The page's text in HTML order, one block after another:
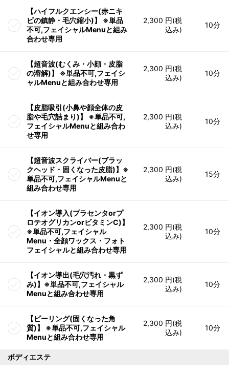
【ハイフルクエンシー(赤ニキ
ビの鎮静・毛穴縮小)】 ※単品
不可,フェイシャルMenuと組み
合わせ専用
2,300 円(税
込み)
10分
【超音波(むくみ・小顔・皮脂
の溶解)】 ※単品不可,フェイシ
ャルMenuと組み合わせ専用
2,300 円(税
込み)
10分
【皮脂吸引(小鼻や顔全体の皮
脂や毛穴詰まり)】 ※単品不可,
フェイシャルMenuと組み合わ
せ専用
2,300 円(税
込み)
10分
【超音波スクライバー(ブラッ
クヘッド・固くなった皮脂)】※
単品不可,フェイシャルMenuと
組み合わせ専用
2,300 円(税
込み)
15分
【イオン導入(プラセンタorプ
ロテオグリカンorビタミンC)】
※単品不可,フェイシャル
Menu・全顔ワックス・フォト
フェイシャルと組み合わせ専用
2,300 円(税
込み)
10分
【イオン導出(毛穴汚れ・黒ず
み)】※単品不可,フェイシャル
Menuと組み合わせ専用
2,300 円(税
込み)
10分
【ピーリング(固くなった角
質)】 ※単品不可,フェイシャル
Menuと組み合わせ専用
2,300 円(税
込み)
10分
ボディエステ